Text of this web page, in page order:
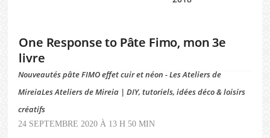
One Response to Pâte Fimo, mon 3e
livre
Nouveautés pâte FIMO effet cuir et néon - Les Ateliers de
MireiaLes Ateliers de Mireia | DIY, tutoriels, idées déco & loisirs
créatifs
24 SEPTEMBRE 2020 À 13 H 50 MIN